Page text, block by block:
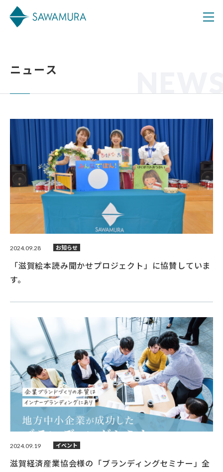
ニュース
2024.09.28 お知らせ
「滋賀絵本読み聞かせプロジェクト」に協賛していま
す。
2024.09.19 イベント
滋賀経済産業協会様の「ブランディングセミナー」全